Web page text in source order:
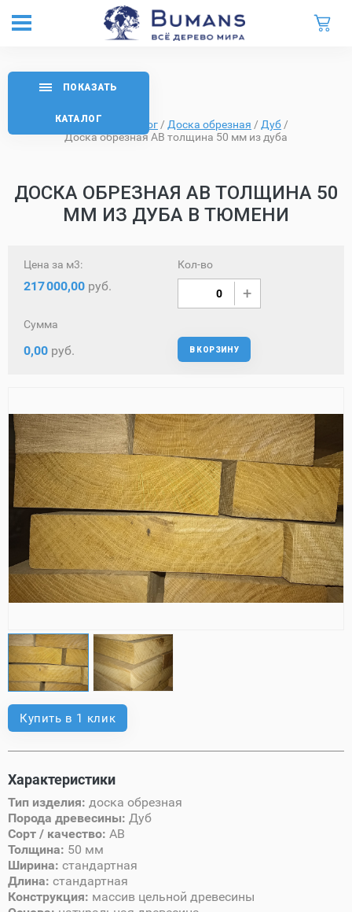
Главная Каталог / Доска обрезная / Дуб /
Доска обрезная AB толщина 50 мм из дуба
ДОСКА ОБРЕЗНАЯ AB ТОЛЩИНА 50
ММ ИЗ ДУБА В ТЮМЕНИ
ПОКАЗАТЬ
КАТАЛОГ
Цена за м3:
217000,00 руб.
Кол-во
Сумма
0,00 руб. В КОРЗИНУ
Купить в 1 клик
Характеристики
Тип изделия: доска обрезная
Порода древесины: Дуб
Сорт / качество: AB
Толщина: 50 мм
Ширина: стандартная
Длина: стандартная
Конструкция: массив цельной древесины